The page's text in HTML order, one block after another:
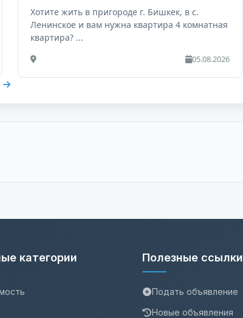
Хотите жить в пригороде г. Бишкек, в с.
Ленинское и вам нужна квартира 4 комнатная
квартира? ...
05.08.2026
категории Полезные ссылки
Подать объявление
Новые объявления